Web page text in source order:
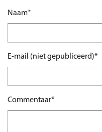
Verplicht veld
Naam*
Verplicht veld
E-mail (niet gepubliceerd)*
Verplicht veld
Commentaar*